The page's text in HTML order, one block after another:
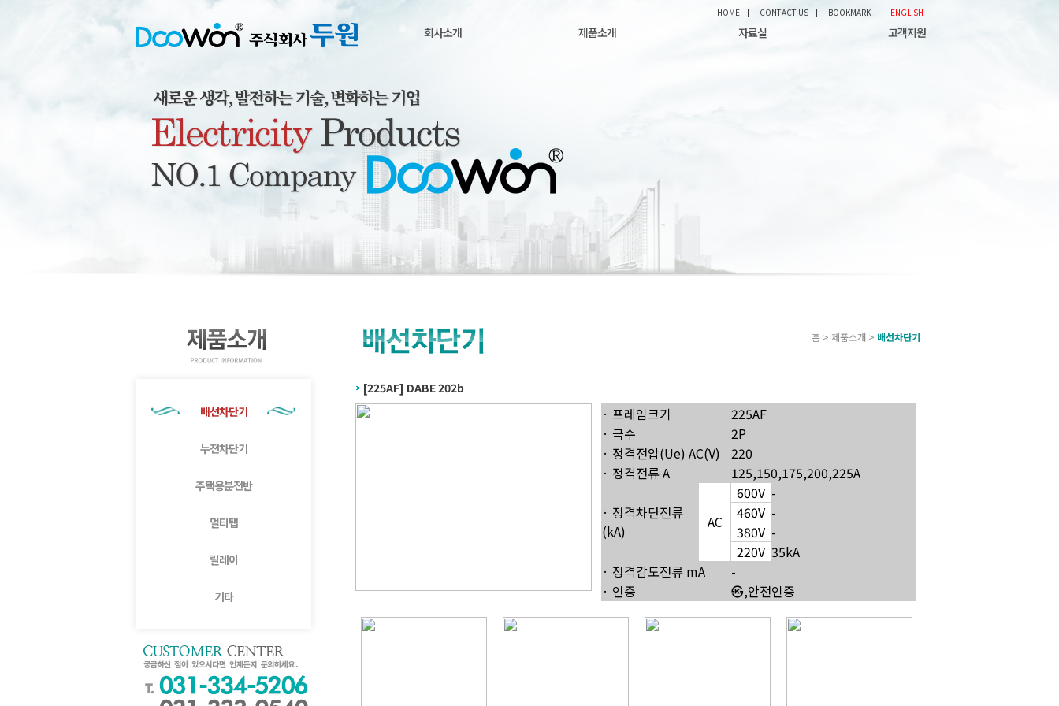
HOME CONTACT US BOOKMARK ENGLISH
회사소개 제품소개 자료실 고객지원
배선차단기
누전차단기
주택용분전반
멀티탭
릴레이
기타
홈 > 제품소개 > 배선차단기
[225AF] DABE 202b
· 프레임크기
225AF
· 극수
2P
· 정격전압(Ue) AC(V)
220
· 정격전류 A
125,150,175,200,225A
· 정격차단전류
(kA)
AC
600V -
460V -
380V -
220V 35kA
· 정격감도전류 mA
-
· 인증
㉿,안전인증